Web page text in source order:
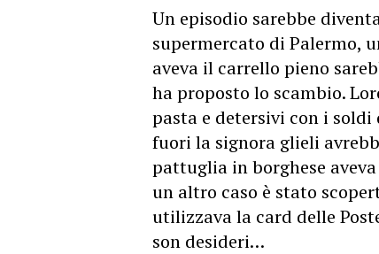
Un episodio sarebbe
supermercato di Palermo,
aveva il carrello pieno
ha proposto lo scambio.
pasta e detersivi con i
fuori la signora glieli
pattuglia in borghese
un altro caso è stato
utilizzava la card delle
son desideri…